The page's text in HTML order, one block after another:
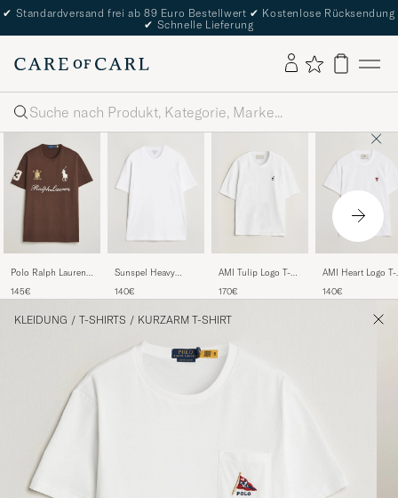
✔ Standardversand frei ab 89 Euro Bestellwert ✔ Kostenlose Rücksendung
✔ Schnelle Lieferung
Suche
Polo Ralph Lauren
shirt Nutmeg Brown
145€
Sunspel Heavy
Cotton T-Shirt
140€
AMI Tulip Logo T-
170€
AMI Heart Logo T-
140€
KLEIDUNG / T-SHIRTS / KURZARM T-SHIRT